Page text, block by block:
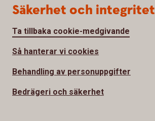
Säkerhet och integritet
Ta tillbaka cookie-medgivande
Så hanterar vi cookies
Behandling av personuppgifter
Bedrägeri och säkerhet